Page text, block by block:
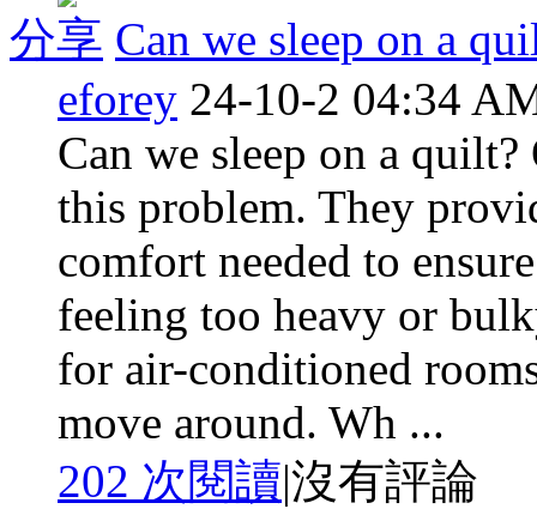
分享 Can we sleep on a
eforey 24-10-2 04:34
Can we sleep on a
this problem. They
comfort needed to
feeling too heavy or
for air-conditioned
move around. Wh ...
202 次閱讀|沒有評論